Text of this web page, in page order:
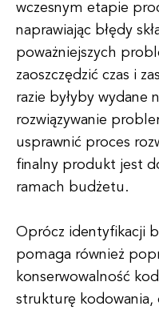
wczesnym etapie
naprawiając błędy
poważniejszych
zaoszczędzić czas i
razie byłyby wydane
rozwiązywanie
usprawnić proces
finalny produkt jest
ramach budżetu.
Oprócz identyfikacji
pomaga również
konserwowalność
strukturę kodowania,